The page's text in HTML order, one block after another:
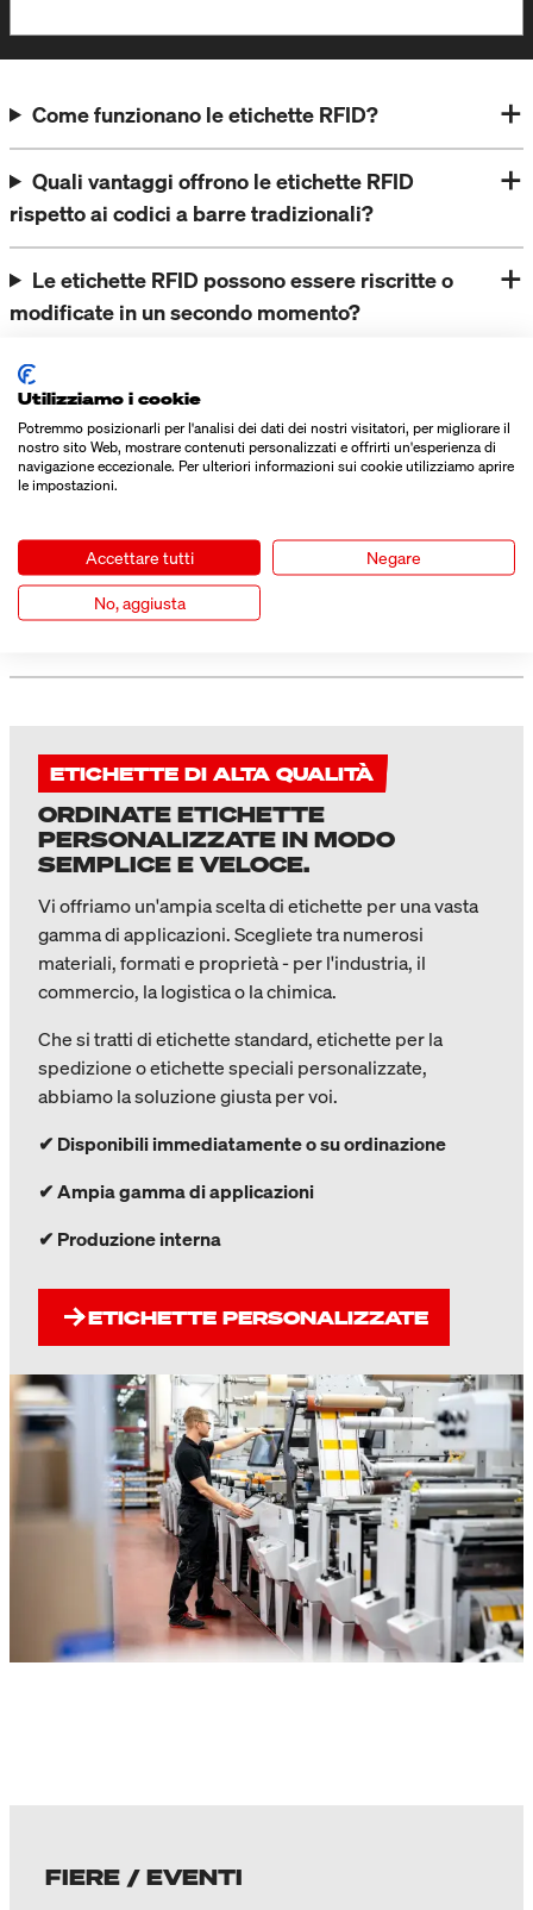
Come funzionano le etichette RFID?
Quali vantaggi offrono le etichette RFID
rispetto ai codici a barre tradizionali?
Le etichette RFID possono essere riscritte o
modificate in un secondo momento?
Le etichette RFID sono visibili?
Qual è la portata delle etichette RFID?
intemperie e alla temperatura?
Le etichette RFID sono sicure contro l'accesso
ETICHETTE DI ALTA QUALITÀ
ORDINATE ETICHETTE
PERSONALIZZATE IN MODO
SEMPLICE E VELOCE.
Vi offriamo un'ampia scelta di etichette per una vasta
gamma di applicazioni. Scegliete tra numerosi
materiali, formati e proprietà - per l'industria, il
commercio, la logistica o la chimica.
Che si tratti di etichette standard, etichette per la
spedizione o etichette speciali personalizzate,
abbiamo la soluzione giusta per voi.
✔ Disponibili immediatamente o su ordinazione
✔Ampia gamma di applicazioni
✔ Produzione interna
ETICHETTE PERSONALIZZATE
FIERE / EVENTI
Utilizziamo i cookie
Potremmo posizionarli per l'analisi dei dati dei nostri visitatori, per migliorare il
nostro sito Web, mostrare contenuti personalizzati e offrirti un'esperienza di
navigazione eccezionale. Per ulteriori informazioni sui cookie utilizziamo aprire
le impostazioni.
Accettare tutti Negare
No, aggiusta